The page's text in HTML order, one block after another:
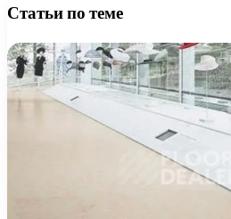
Статьи по теме